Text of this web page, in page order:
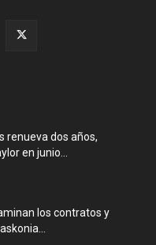
renueva dos años,
en junio...
los contratos y